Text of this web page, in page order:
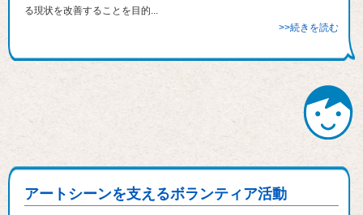
る現状を改善することを目的...
>>続きを読む
アートシーンを支えるボランティア活動